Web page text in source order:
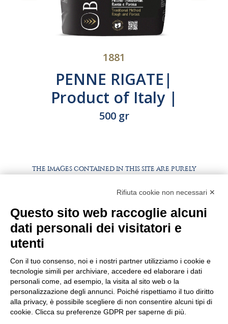
1881
PENNE RIGATE|
Product of Italy |
N°230
500 gr
THE IMAGES CONTAINED IN THIS SITE ARE PURELY
DIFFER FROM THE IMAGES
WORK WITH US
BEST PARTNER AREA
PRIVACY POLICY
Rifiuta cookie non necessari ✕
Questo sito web raccoglie alcuni
dati personali dei visitatori e
utenti
Con il tuo consenso, noi e i nostri partner utilizziamo i cookie e
tecnologie simili per archiviare, accedere ed elaborare i dati
personali come, ad esempio, la visita al sito web o la
personalizzazione degli annunci. Poiché rispettiamo il tuo diritto
alla privacy, è possibile scegliere di non consentire alcuni tipi di
cookie. Clicca su preferenze GDPR per saperne di più.